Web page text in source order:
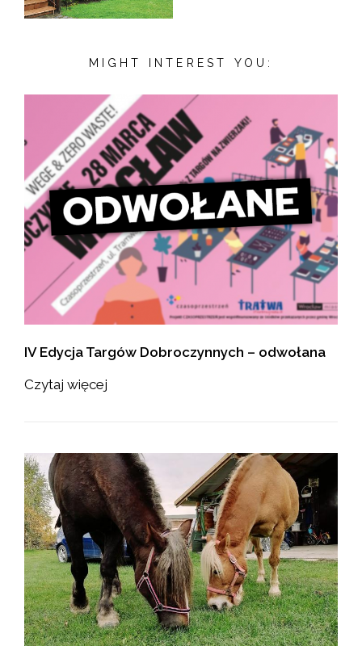
MIGHT INTEREST YOU:
IV Edycja Targów Dobroczynnych – odwołana
Czytaj więcej